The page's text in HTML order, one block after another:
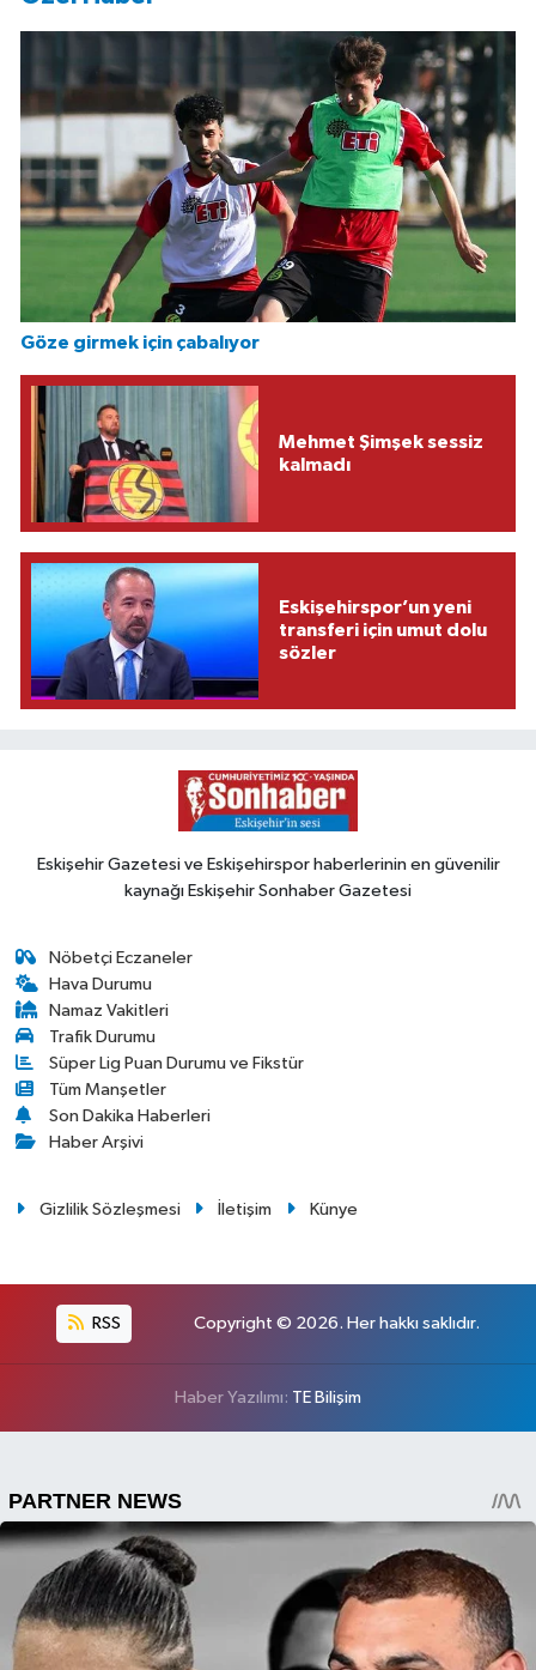
Göze girmek için çabalıyor
Mehmet Şimşek sessiz
kalmadı
Eskişehirspor’un yeni
transferi için umut dolu
sözler
Eskişehir Gazetesi ve Eskişehirspor haberlerinin en güvenilir
kaynağı Eskişehir Sonhaber Gazetesi
Nöbetçi Eczaneler
Hava Durumu
Namaz Vakitleri
Trafik Durumu
Süper Lig Puan Durumu ve Fikstür
Tüm Manşetler
Son Dakika Haberleri
Haber Arşivi
Gizlilik Sözleşmesi İletişim Künye
RSS Copyright © 2026. Her hakkı saklıdır.
Haber Yazılımı: TE Bilişim